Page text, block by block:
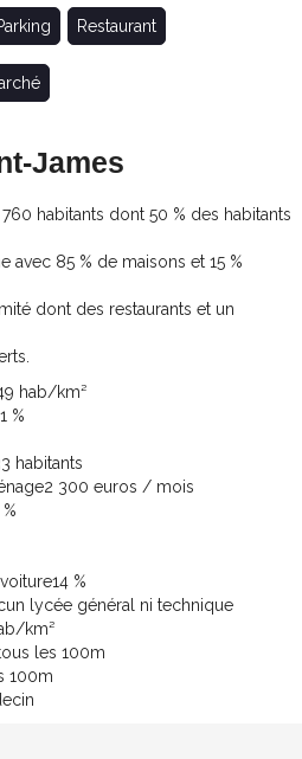
Restaurant
James
habitants dont 50 % des habitants
avec 85 % de maisons et 15 %
dont des restaurants et un
hab/km²
%
habitants
2 300 euros / mois
14 %
lycée général ni technique
km²
les 100m
100m